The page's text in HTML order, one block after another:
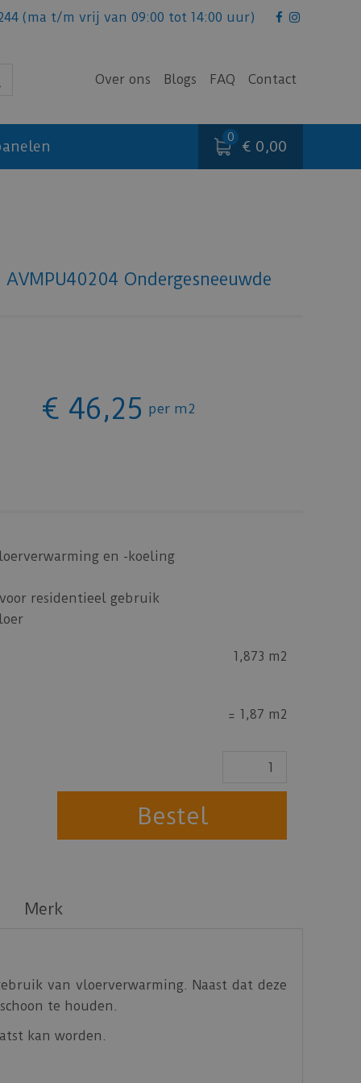
(ma t/m vrij van 09:00 tot 14:00 uur)
Over ons Blogs FAQ Contact
€ 0,00
Ondergesneeuwde
€ 46,25 per m2
en -koeling
residentieel gebruik
1,873 m2
= 1,87 m2
Merk
van vloerverwarming. Naast dat deze
te houden.
kan worden.